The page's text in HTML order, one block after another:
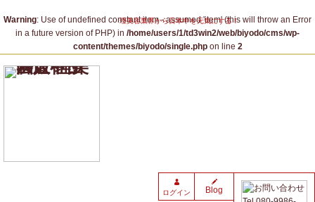
Warning: Use of undefined constant item - assumed 'item' (this will throw an Error
in a future version of PHP) in /home/users/1/td3win2/web/biyodo/cms/wp-
content/themes/biyodo/single.phpon line 2
理美容業界から日本中を元気にする！
Blog
ログイン